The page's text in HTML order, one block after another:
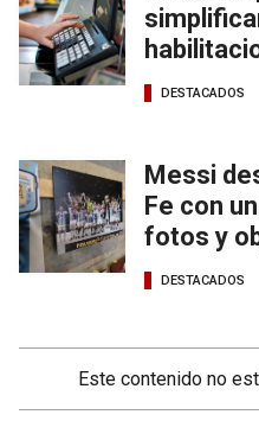
DESTACADOS
Messi
Fe con
fotos y
DESTACADOS
Este contenido no